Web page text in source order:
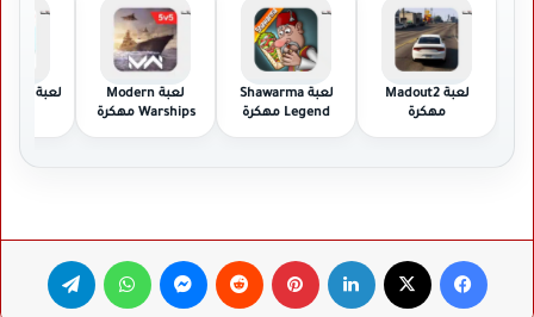
لعبة Madout2
مهكرة
لعبة Shawarma
Legend مهكرة
لعبة Modern
Warships مهكرة
فيسبوك لينكدإن بينتيريست ماسنجر واتساب